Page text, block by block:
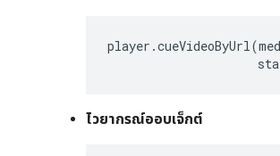
ไวยากรณ์ออบเจ็กต์